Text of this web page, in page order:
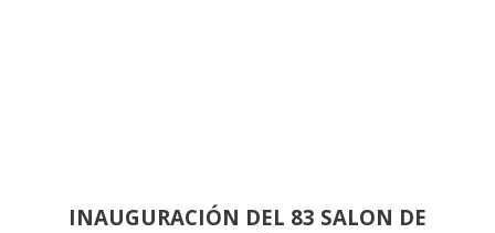
INAUGURACIÓN DEL 83 SALON DE